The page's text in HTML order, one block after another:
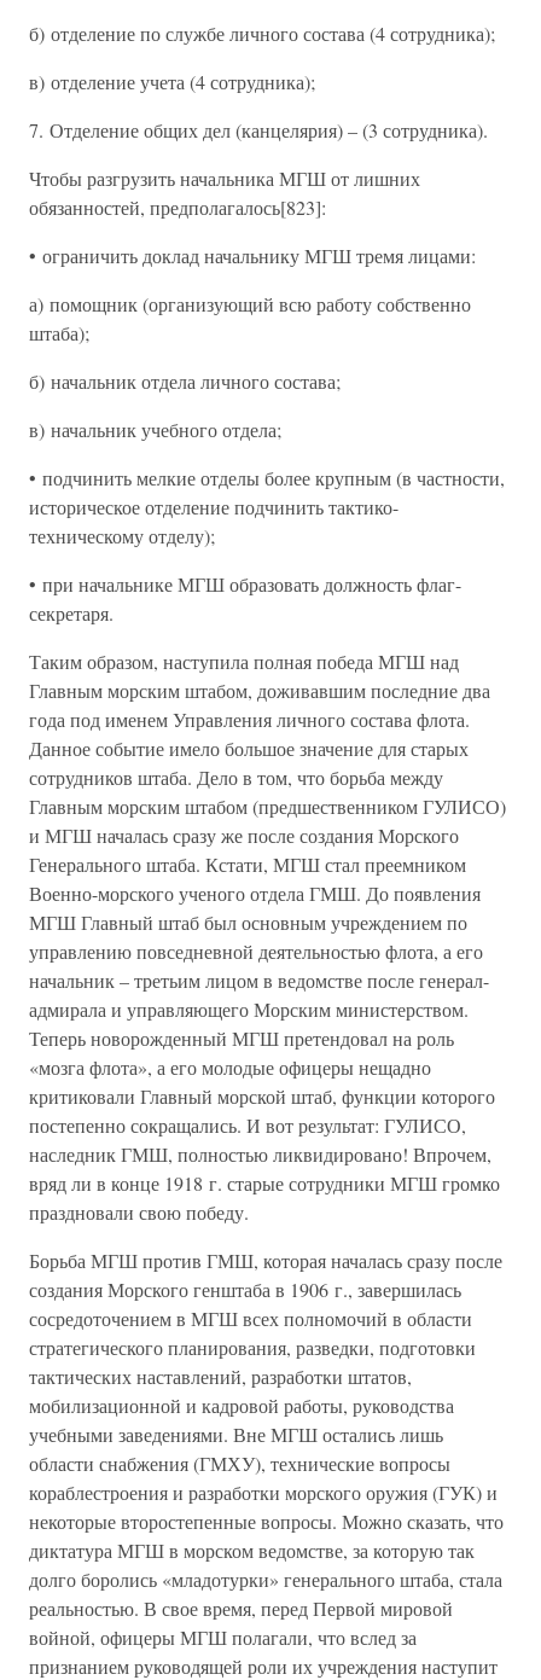
б) отделение по службе личного состава (4 сотрудника);
в) отделение учета (4 сотрудника);
7. Отделение общих дел (канцелярия) – (3 сотрудника).
Чтобы разгрузить начальника МГШ от лишних
обязанностей, предполагалось[823]:
• ограничить доклад начальнику МГШ тремя лицами:
а) помощник (организующий всю работу собственно
штаба);
б) начальник отдела личного состава;
в) начальник учебного отдела;
• подчинить мелкие отделы более крупным (в частности,
историческое отделение подчинить тактико-
техническому отделу);
• при начальнике МГШ образовать должность флаг-
секретаря.
Таким образом, наступила полная победа МГШ над
Главным морским штабом, доживавшим последние два
года под именем Управления личного состава флота.
Данное событие имело большое значение для старых
сотрудников штаба. Дело в том, что борьба между
Главным морским штабом (предшественником ГУЛИСО)
и МГШ началась сразу же после создания Морского
Генерального штаба. Кстати, МГШ стал преемником
Военно-морского ученого отдела ГМШ. До появления
МГШ Главный штаб был основным учреждением по
управлению повседневной деятельностью флота, а его
начальник – третьим лицом в ведомстве после генерал-
адмирала и управляющего Морским министерством.
Теперь новорожденный МГШ претендовал на роль
«мозга флота», а его молодые офицеры нещадно
критиковали Главный морской штаб, функции которого
постепенно сокращались. И вот результат: ГУЛИСО,
наследник ГМШ, полностью ликвидировано! Впрочем,
вряд ли в конце 1918 г. старые сотрудники МГШ громко
праздновали свою победу.
Борьба МГШ против ГМШ, которая началась сразу после
создания Морского генштаба в 1906 г., завершилась
сосредоточением в МГШ всех полномочий в области
стратегического планирования, разведки, подготовки
тактических наставлений, разработки штатов,
мобилизационной и кадровой работы, руководства
учебными заведениями. Вне МГШ остались лишь
области снабжения (ГМХУ), технические вопросы
кораблестроения и разработки морского оружия (ГУК) и
некоторые второстепенные вопросы. Можно сказать, что
диктатура МГШ в морском ведомстве, за которую так
долго боролись «младотурки» генерального штаба, стала
реальностью. В свое время, перед Первой мировой
войной, офицеры МГШ полагали, что вслед за
признанием руководящей роли их учреждения наступит